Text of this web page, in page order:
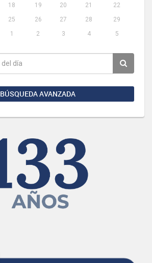
18 19 20 21
22
25 26 27 28
29
1 2 3 4 5
BÚSQUEDA AVANZADA